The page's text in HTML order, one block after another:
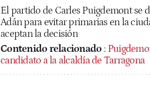
El partido de Carles Puigdemont se
Adán para evitar primarias en la
aceptan la decisión
Contenido relacionado :
candidato a la alcaldía de Tarragona